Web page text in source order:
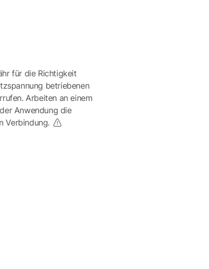
für die Richtigkeit
betriebenen
Arbeiten an einem
Anwendung die
Verbindung.